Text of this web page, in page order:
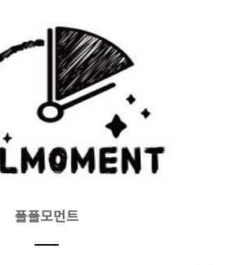
플플모먼트